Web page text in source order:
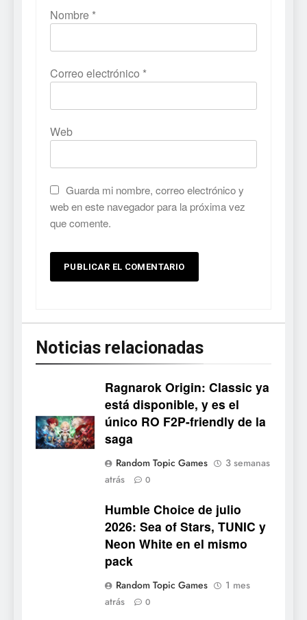
Nombre *
Correo electrónico *
Web
Guarda mi nombre, correo electrónico y
web en este navegador para la próxima vez
que comente.
Noticias relacionadas
Ragnarok Origin: Classic ya
está disponible, y es el
único RO F2P-friendly de la
saga
Random Topic Games
3 semanas
atrás
0
Humble Choice de julio
2026: Sea of Stars, TUNIC y
Neon White en el mismo
pack
Random Topic Games
1 mes
atrás
0
5
tendrá su primer CCG digital
para PC y móviles
Onimusha: Way of the Sword
ya tiene fecha: Capcom
reservas
NOTICIAS DE VIDEOJUEGOS